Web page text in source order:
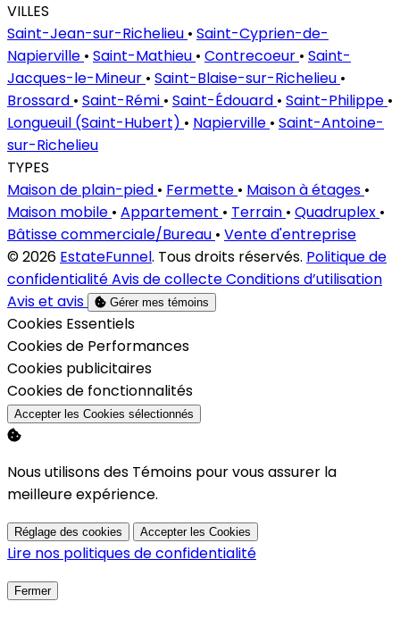
VILLES
Saint-Jean-sur-Richelieu • Saint-Cyprien-de-
Napierville • Saint-Mathieu • Contrecoeur • Saint-
Jacques-le-Mineur • Saint-Blaise-sur-Richelieu •
Brossard • Saint-Rémi • Saint-Édouard • Saint-Philippe •
Longueuil (Saint-Hubert) • Napierville • Saint-Antoine-
sur-Richelieu
TYPES
Maison de plain-pied • Fermette • Maison à étages •
Maison mobile • Appartement • Terrain • Quadruplex •
Bâtisse commerciale/Bureau • Vente d'entreprise
© 2026 EstateFunnel. Tous droits réservés. Politique de
confidentialitéAvis de collecteConditions d’utilisation
Avis et avis
Gérer mes témoins
Activer
Cookies Essentiels
Activer
Cookies de Performances
Activer
Cookies publicitaires
Activer
Cookies de fonctionnalités
Accepter les Cookies sélectionnés
Nous utilisons des Témoins pour vous assurer la
meilleure expérience.
Réglage des cookies Accepter les Cookies
Lire nos politiques de confidentialité
Fermer